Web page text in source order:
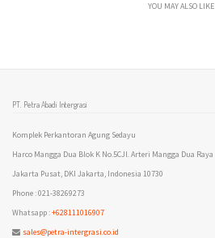
YOU MAY ALSO LIKE
PT. Petra Abadi Intergrasi
Komplek Perkantoran Agung Sedayu
Harco Mangga Dua Blok K No.5CJl. Arteri Mangga Dua Raya
Jakarta Pusat, DKI Jakarta, Indonesia 10730
Phone : 021-38269273
Whatsapp :+628111016907
sales@petra-intergrasi.co.id